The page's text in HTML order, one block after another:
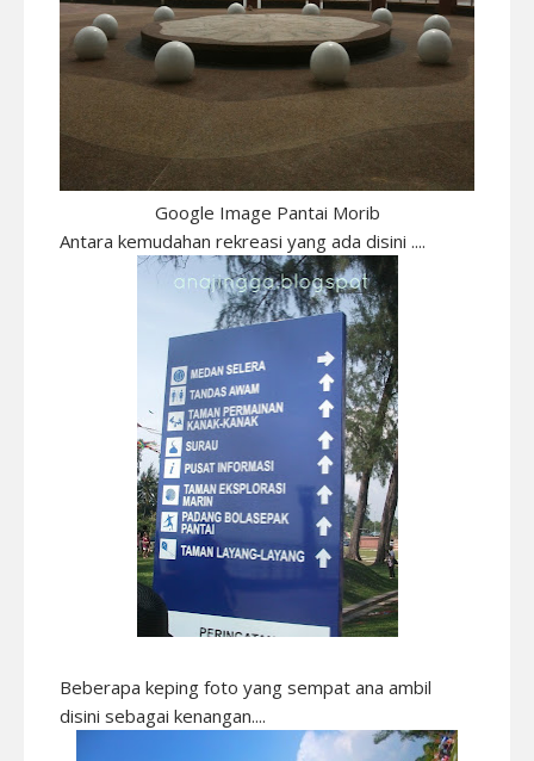
Google Image Pantai Morib
Antara kemudahan rekreasi yang ada disini ....
Beberapa keping foto yang sempat ana ambil
disini sebagai kenangan....